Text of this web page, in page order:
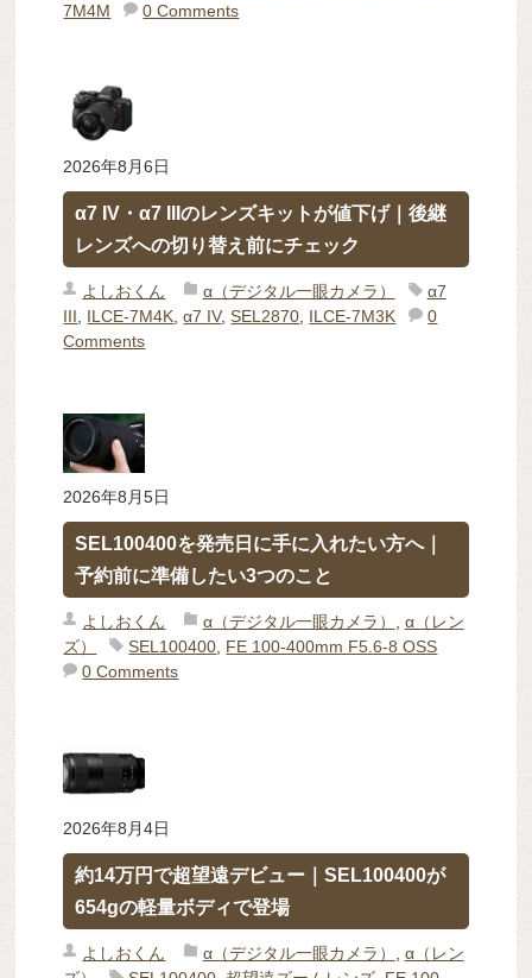
7M4M
0 Comments
2026年8月6日
α7 IV・α7 IIIのレンズキットが値下げ｜後継
レンズへの切り替え前にチェック
よしおくん α（デジタル一眼カメラ）
α7
III, ILCE-7M4K,α7 IV,SEL2870, ILCE-7M3K
0
Comments
2026年8月5日
SEL100400を発売日に手に入れたい方へ｜
予約前に準備したい3つのこと
よしおくん α（デジタル一眼カメラ） , α（レン
ズ）
SEL100400, FE 100-400mm F5.6-8 OSS
0 Comments
2026年8月4日
約14万円で超望遠デビュー｜SEL100400が
654gの軽量ボディで登場
よしおくん α（デジタル一眼カメラ）
α（レン